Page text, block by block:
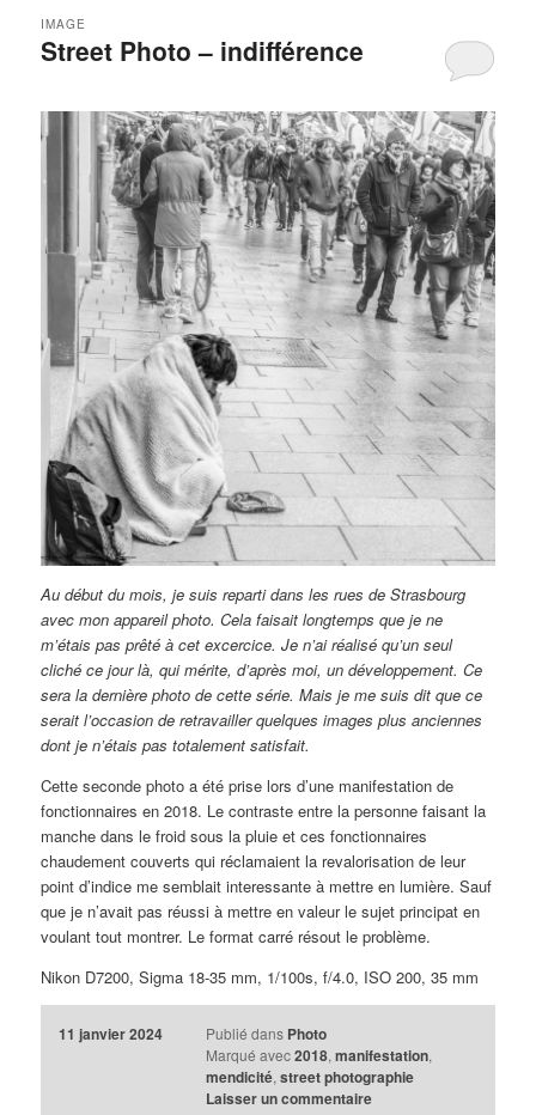
Street Photo – indifférence
IMAGE
Au début du mois, je suis reparti dans les rues de Strasbourg
avec mon appareil photo. Cela faisait longtemps que je ne
m’étais pas prêté à cet excercice. Je n’ai réalisé qu’un seul
cliché ce jour là, qui mérite, d’après moi, un développement. Ce
sera la dernière photo de cette série. Mais je me suis dit que ce
serait l’occasion de retravailler quelques images plus anciennes
dont je n’étais pas totalement satisfait.
Cette seconde photo a été prise lors d’une manifestation de
fonctionnaires en 2018. Le contraste entre la personne faisant la
manche dans le froid sous la pluie et ces fonctionnaires
chaudement couverts qui réclamaient la revalorisation de leur
point d’indice me semblait interessante à mettre en lumière. Sauf
que je n’avait pas réussi à mettre en valeur le sujet principat en
voulant tout montrer. Le format carré résout le problème.
Nikon D7200, Sigma 18-35 mm, 1/100s, f/4.0, ISO 200, 35 mm
11 janvier 2024 Publié dans Photo
Marqué avec 2018, manifestation,
mendicité, street photographie
Laisser un commentaire